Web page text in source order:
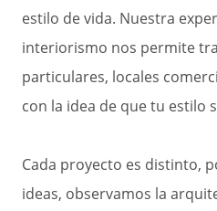
estilo de vida. Nuestra
interiorismo nos permite
particulares, locales
con la idea de que tu estilo
Cada proyecto es distinto,
ideas, observamos la